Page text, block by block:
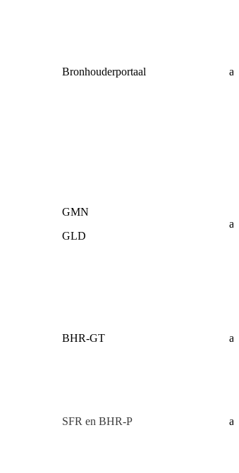
Bronhouderportaal
GMN
GLD
BHR-GT
SFR en BHR-P